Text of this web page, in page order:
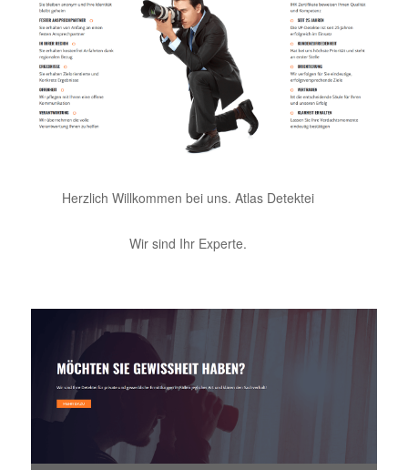
Herzlich Willkommen bei uns. Atlas Detektei
Wir sind Ihr Experte.